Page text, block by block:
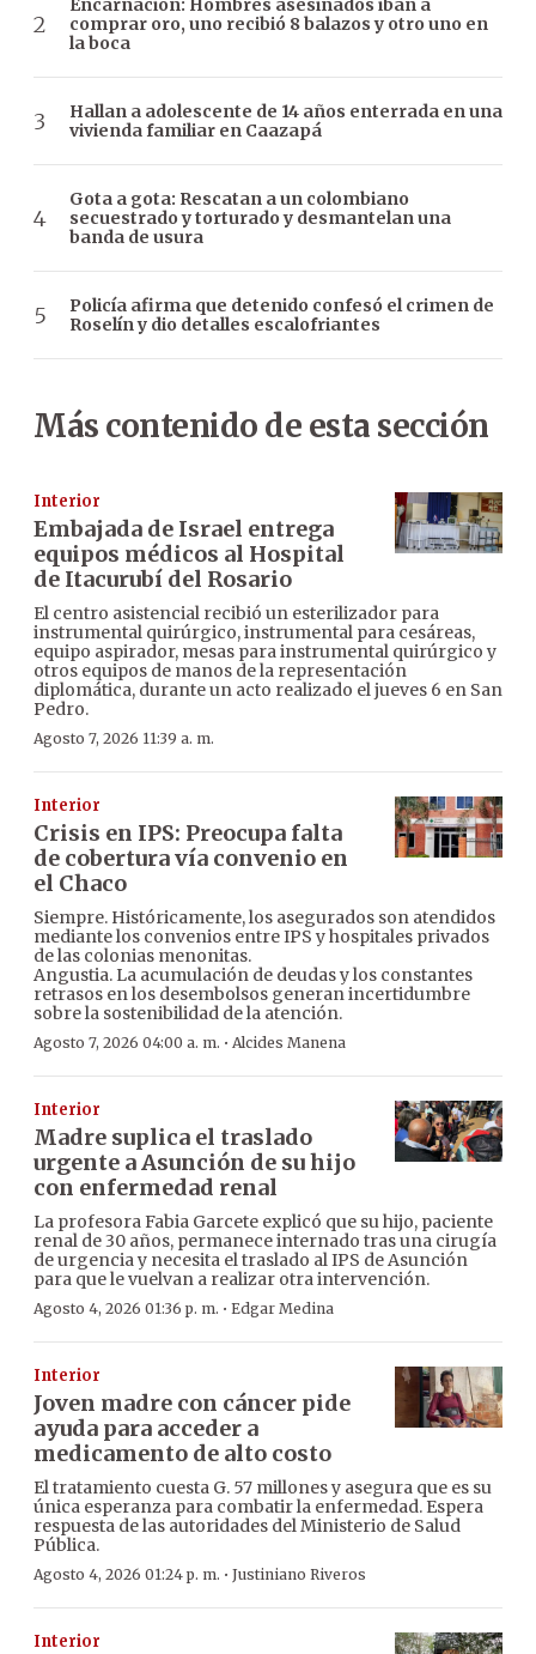
Encarnación: Hombres asesinados iban a
comprar oro, uno recibió 8 balazos y otro uno en
la boca
Hallan a adolescente de 14 años enterrada en una
vivienda familiar en Caazapá
Gota a gota: Rescatan a un colombiano
secuestrado y torturado y desmantelan una
banda de usura
Policía afirma que detenido confesó el crimen de
Roselín y dio detalles escalofriantes
Más contenido de esta sección
Interior
Embajada de Israel entrega
equipos médicos al Hospital
de Itacurubí del Rosario
El centro asistencial recibió un esterilizador para
instrumental quirúrgico, instrumental para cesáreas,
equipo aspirador, mesas para instrumental quirúrgico y
otros equipos de manos de la representación
diplomática, durante un acto realizado el jueves 6 en San
Pedro.
Agosto 7, 2026 11:39 a. m.
Interior
Crisis en IPS: Preocupa falta
de cobertura vía convenio en
el Chaco
Siempre. Históricamente, los asegurados son atendidos
mediante los convenios entre IPS y hospitales privados
de las colonias menonitas.
Angustia. La acumulación de deudas y los constantes
retrasos en los desembolsos generan incertidumbre
sobre la sostenibilidad de la atención.
Agosto 7, 2026 04:00 a. m. · Alcides Manena
Interior
Madre suplica el traslado
urgente a Asunción de su hijo
con enfermedad renal
La profesora Fabia Garcete explicó que su hijo, paciente
renal de 30 años, permanece internado tras una cirugía
de urgencia y necesita el traslado al IPS de Asunción
para que le vuelvan a realizar otra intervención.
Agosto 4, 2026 01:36 p. m. · Edgar Medina
Interior
Joven madre con cáncer pide
ayuda para acceder a
medicamento de alto costo
El tratamiento cuesta G. 57 millones y asegura que es su
única esperanza para combatir la enfermedad. Espera
respuesta de las autoridades del Ministerio de Salud
Pública.
Agosto 4, 2026 01:24 p. m. · Justiniano Riveros
Interior